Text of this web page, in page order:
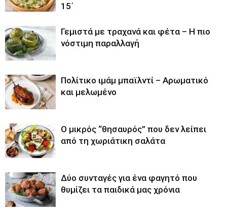
15΄
Γεμιστά με τραχανά και φέτα – Η πιο
νόστιμη παραλλαγή
Πολίτικο ιμάμ μπαϊλντί – Αρωματικό
και μελωμένο
O μικρός “θησαυρός” που δεν λείπει
από τη χωριάτικη σαλάτα
Δύο συνταγές για ένα φαγητό που
θυμίζει τα παιδικά μας χρόνια